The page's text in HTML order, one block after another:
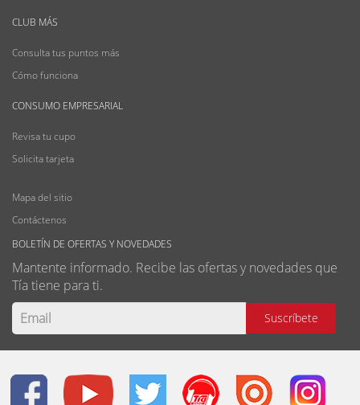
CLUB MÁS
Consulta tus puntos más
Cómo funciona
CONSUMO EMPRESARIAL
Revisa tu cupo
Solicita tarjeta
Mapa del sitio
Contáctenos
BOLETÍN DE OFERTAS Y NOVEDADES
Mantente informado. Recibe las ofertas y novedades que
Tía tiene para ti.